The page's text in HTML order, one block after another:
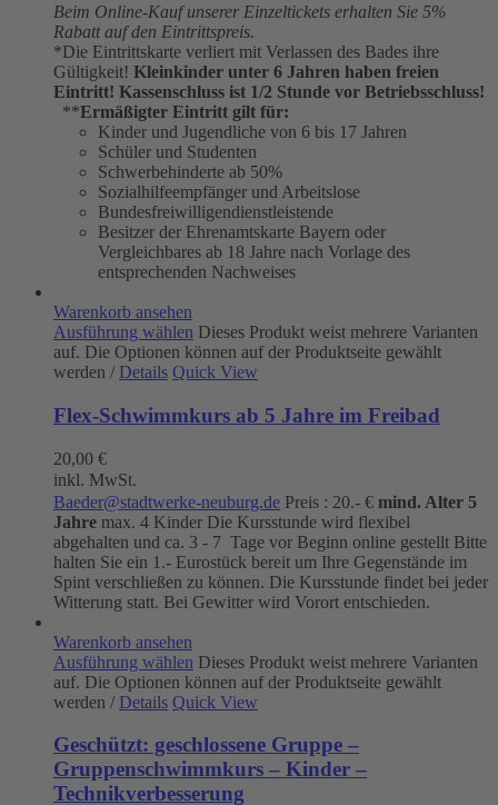
Beim Online-Kauf unserer Einzeltickets erhalten Sie 5%
Rabatt auf den Eintrittspreis.
*Die Eintrittskarte verliert mit Verlassen des Bades ihre
Gültigkeit! Kleinkinder unter 6 Jahren haben freien
Eintritt! Kassenschluss ist 1/2 Stunde vor Betriebsschluss!
**Ermäßigter Eintritt gilt für:
Kinder und Jugendliche von 6 bis 17 Jahren
Schüler und Studenten
Schwerbehinderte ab 50%
Sozialhilfeempfänger und Arbeitslose
Bundesfreiwilligendienstleistende
Besitzer der Ehrenamtskarte Bayern oder
Vergleichbares ab 18 Jahre nach Vorlage des
entsprechenden Nachweises
Warenkorb ansehen
Ausführung wählen Dieses Produkt weist mehrere Varianten
auf. Die Optionen können auf der Produktseite gewählt
werden / Details Quick View
Flex-Schwimmkurs ab 5 Jahre im Freibad
20,00 €
inkl. MwSt.
Baeder@stadtwerke-neuburg.de Preis : 20.- € mind. Alter 5
Jahre max. 4 Kinder Die Kursstunde wird flexibel
abgehalten und ca. 3 - 7 Tage vor Beginn online gestellt Bitte
halten Sie ein 1.- Eurostück bereit um Ihre Gegenstände im
Spint verschließen zu können. Die Kursstunde findet bei jeder
Witterung statt. Bei Gewitter wird Vorort entschieden.
Warenkorb ansehen
Ausführung wählen Dieses Produkt weist mehrere Varianten
auf. Die Optionen können auf der Produktseite gewählt
werden / Details Quick View
Geschützt: geschlossene Gruppe –
Gruppenschwimmkurs – Kinder –
Technikverbesserung